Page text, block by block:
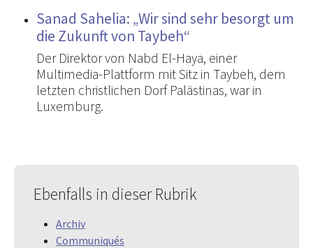
Sanad Sahelia: „Wir sind sehr besorgt um
die Zukunft von Taybeh“
Der Direktor von Nabd El-Haya, einer
Multimedia-Plattform mit Sitz in Taybeh, dem
letzten christlichen Dorf Palästinas, war in
Luxemburg.
Ebenfalls in dieser Rubrik
Archiv
Communiqués